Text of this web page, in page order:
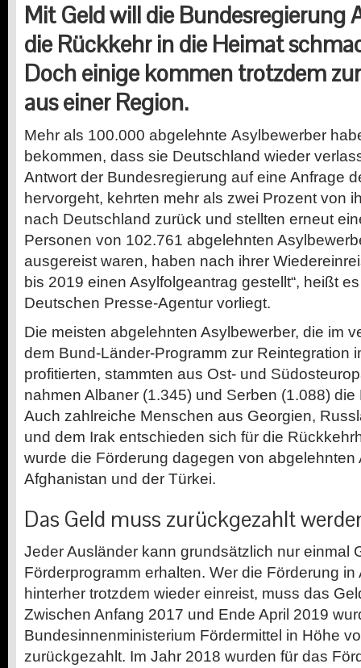
Mit Geld will die Bundesregierung
die Rückkehr in die Heimat
Doch einige kommen trotzdem
aus einer Region.
Mehr als 100.000 abgelehnte Asylbewerber
bekommen, dass sie Deutschland wieder
Antwort der Bundesregierung auf eine Anfrage
hervorgeht, kehrten mehr als zwei Prozent von
nach Deutschland zurück und stellten erneut
Personen von 102.761 abgelehnten
ausgereist waren, haben nach ihrer
bis 2019 einen Asylfolgeantrag gestellt“, heißt
Deutschen Presse-Agentur vorliegt.
Die meisten abgelehnten Asylbewerber, die im
dem Bund-Länder-Programm zur Reintegration
profitierten, stammten aus Ost- und
nahmen Albaner (1.345) und Serben (1.088)
Auch zahlreiche Menschen aus Georgien,
und dem Irak entschieden sich für die
wurde die Förderung dagegen von abgelehnten
Afghanistan und der Türkei.
Das Geld muss zurückgezahlt
Jeder Ausländer kann grundsätzlich nur einmal
Förderprogramm erhalten. Wer die Förderung
hinterher trotzdem wieder einreist, muss das
Zwischen Anfang 2017 und Ende April 2019
Bundesinnenministerium Fördermittel in Höhe
zurückgezahlt. Im Jahr 2018 wurden für das